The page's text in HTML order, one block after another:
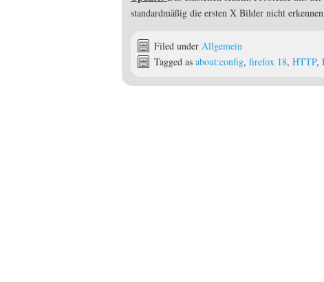
standardmäßig die ersten X Bilder nicht erkennen.
Filed under Allgemein
Tagged as about:config, firefox 18, HTTP,